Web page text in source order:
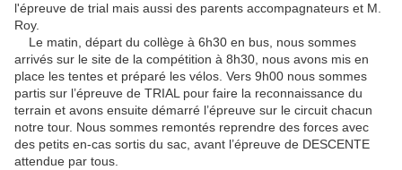
l'épreuve de trial mais aussi des parents accompagnateurs et M.
Roy.
Le matin, départ du collège à 6h30 en bus, nous sommes
arrivés sur le site de la compétition à 8h30, nous avons mis en
place les tentes et préparé les vélos. Vers 9h00 nous sommes
partis sur l’épreuve de TRIAL pour faire la reconnaissance du
terrain et avons ensuite démarré l’épreuve sur le circuit chacun
notre tour. Nous sommes remontés reprendre des forces avec
des petits en-cas sortis du sac, avant l’épreuve de DESCENTE
attendue par tous.